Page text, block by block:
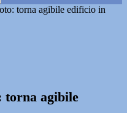
torna agibile edificio in
torna agibile